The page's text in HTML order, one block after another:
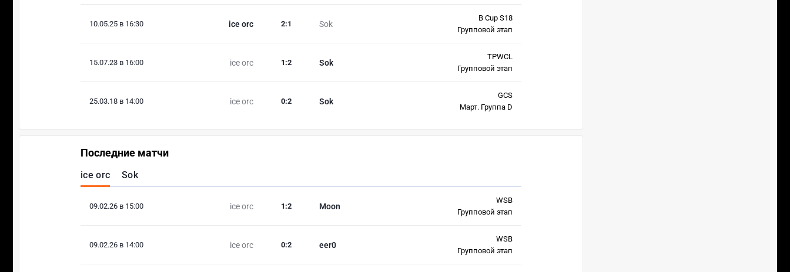
10.05.25 в 16:30 ice orc Sok
2:1
B Cup S18
Групповой этап
15.07.23 в 16:00 ice orc Sok
1 :2
TPWCL
Групповой этап
25.03.18 в 14:00 ice orc Sok
0:2
GCS
Март. Группа D
Последние матчи
ice orc Sok
09.02.26 в 15:00 ice orc Moon
1 :2
WSB
Групповой этап
09.02.26 в 14:00 ice orc eer0
0:2
WSB
Групповой этап